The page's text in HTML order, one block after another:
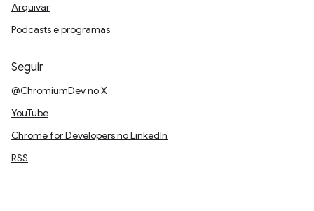
Arquivar
Podcasts e programas
Seguir
@ChromiumDev no X
YouTube
Chrome for Developers no LinkedIn
RSS